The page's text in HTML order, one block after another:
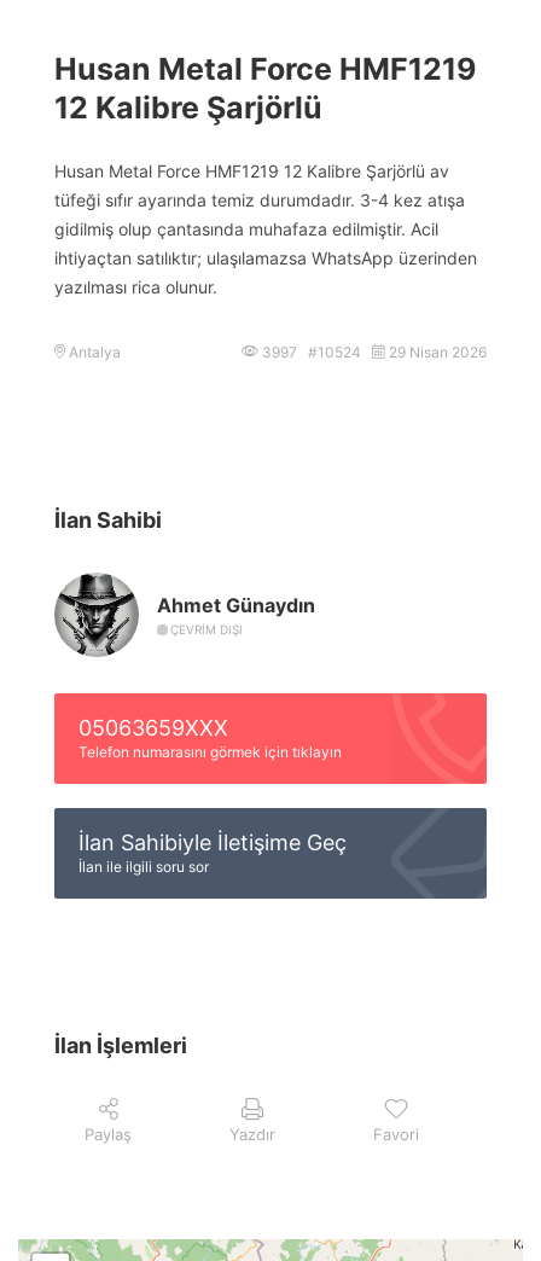
Husan Metal Force HMF1219
12 Kalibre Şarjörlü
Husan Metal Force HMF1219 12 Kalibre Şarjörlü av
tüfeği sıfır ayarında temiz durumdadır. 3-4 kez atışa
gidilmiş olup çantasında muhafaza edilmiştir. Acil
ihtiyaçtan satılıktır; ulaşılamazsa WhatsApp üzerinden
yazılması rica olunur.
Antalya 3997 #10524 29 Nisan 2026
İlan Sahibi
Ahmet Günaydın
ÇEVRIM DIŞI
05063659XXX
Telefon numarasını görmek için tıklayın
İlan Sahibiyle İletişime Geç
İlan ile ilgili soru sor
İlan İşlemleri
Paylaş Yazdır Favori